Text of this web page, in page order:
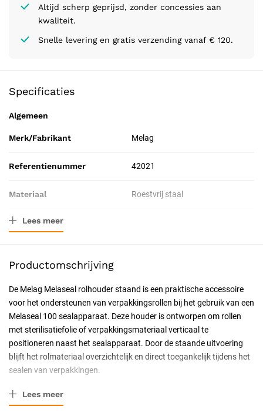
Altijd scherp geprijsd, zonder concessies aan
kwaliteit.
Snelle levering en gratis verzending vanaf € 120.
Specificaties
Algemeen
Merk/Fabrikant Melag
Referentienummer 42021
Materiaal Roestvrij staal
Verpakkingstype
Lees meer
Productomschrijving
De Melag Melaseal rolhouder staand is een praktische accessoire
voor het ondersteunen van verpakkingsrollen bij het gebruik van een
Melaseal 100 sealapparaat. Deze houder is ontworpen om rollen
met sterilisatiefolie of verpakkingsmateriaal verticaal te
positioneren naast het sealapparaat. Door de staande uitvoering
blijft het rolmateriaal overzichtelijk en direct toegankelijk tijdens het
sealen van verpakkingen.
Belangrijkste kenmerken
Lees meer